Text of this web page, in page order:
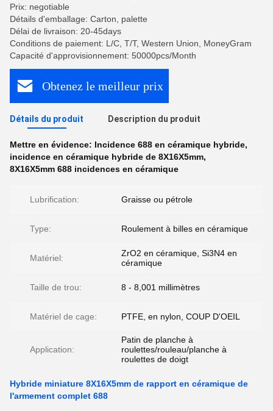
Prix: negotiable
Détails d'emballage: Carton, palette
Délai de livraison: 20-45days
Conditions de paiement: L/C, T/T, Western Union, MoneyGram
Capacité d'approvisionnement: 50000pcs/Month
Obtenez le meilleur prix
Détails du produit Description du produit
Mettre en évidence: Incidence 688 en céramique hybride,
incidence en céramique hybride de 8X16X5mm,
8X16X5mm 688 incidences en céramique
Lubrification: Graisse ou pétrole
Type: Roulement à billes en céramique
Matériel:
ZrO2 en céramique, Si3N4 en
céramique
Taille de trou: 8 - 8,001 millimètres
Matériel de cage: PTFE, en nylon, COUP D'OEIL
Application:
Patin de planche à
roulettes/rouleau/planche à
roulettes de doigt
Hybride miniature 8X16X5mm de rapport en céramique de
l'armement complet 688